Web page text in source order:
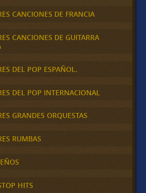
CANCIONES DE FRANCIA
CANCIONES DE GUITARRA
DEL POP ESPAÑOL.
DEL POP INTERNACIONAL
GRANDES ORQUESTAS
RUMBAS
HITS